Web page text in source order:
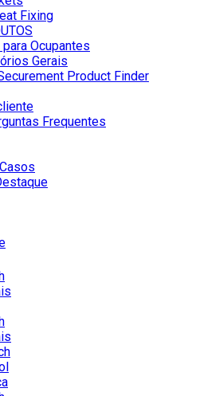
Fixing
Ocupantes
Gerais
Product Finder
Frequentes